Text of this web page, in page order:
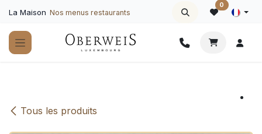
La Maison Nos menus restaurants
0
Tous les produits